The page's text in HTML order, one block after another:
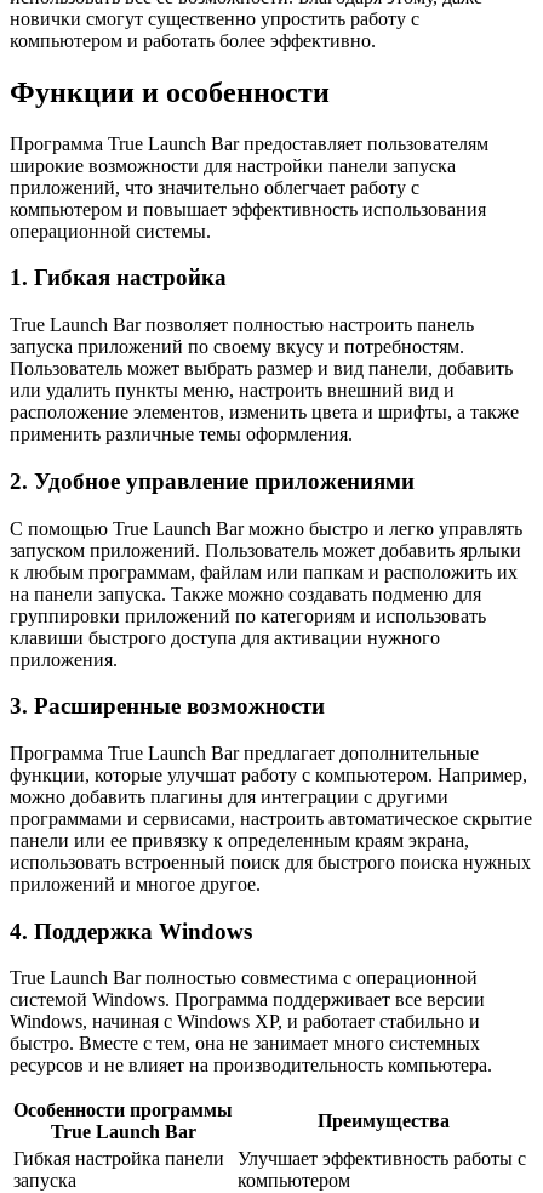
новички смогут существенно упростить работу с
компьютером и работать более эффективно.
Функции и особенности
Программа True Launch Bar предоставляет пользователям
широкие возможности для настройки панели запуска
приложений, что значительно облегчает работу с
компьютером и повышает эффективность использования
операционной системы.
1. Гибкая настройка
True Launch Bar позволяет полностью настроить панель
запуска приложений по своему вкусу и потребностям.
Пользователь может выбрать размер и вид панели, добавить
или удалить пункты меню, настроить внешний вид и
расположение элементов, изменить цвета и шрифты, а также
применить различные темы оформления.
2. Удобное управление приложениями
С помощью True Launch Bar можно быстро и легко управлять
запуском приложений. Пользователь может добавить ярлыки
к любым программам, файлам или папкам и расположить их
на панели запуска. Также можно создавать подменю для
группировки приложений по категориям и использовать
клавиши быстрого доступа для активации нужного
приложения.
3. Расширенные возможности
Программа True Launch Bar предлагает дополнительные
функции, которые улучшат работу с компьютером. Например,
можно добавить плагины для интеграции с другими
программами и сервисами, настроить автоматическое скрытие
панели или ее привязку к определенным краям экрана,
использовать встроенный поиск для быстрого поиска нужных
приложений и многое другое.
4. Поддержка Windows
True Launch Bar полностью совместима с операционной
системой Windows. Программа поддерживает все версии
Windows, начиная с Windows XP, и работает стабильно и
быстро. Вместе с тем, она не занимает много системных
ресурсов и не влияет на производительность компьютера.
Особенности программы
True Launch Bar
Преимущества
Гибкая настройка панели
запуска
Улучшает эффективность работы с
компьютером